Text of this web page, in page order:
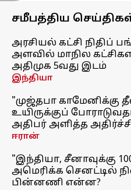
சமீபத்திய
அரசியல் கட்சி நிதிப்
அளவில் மாநில
அதிமுக 5வது இடம்
இந்தியா
"முஜ்தபா காமேனிக்கு
உயிருக்குப்
அதிபர் அளித்த
ஈரான்
"இந்தியா, சீனாவுக்கு
அமெரிக்க செனட்டில்
பின்னணி என்ன?